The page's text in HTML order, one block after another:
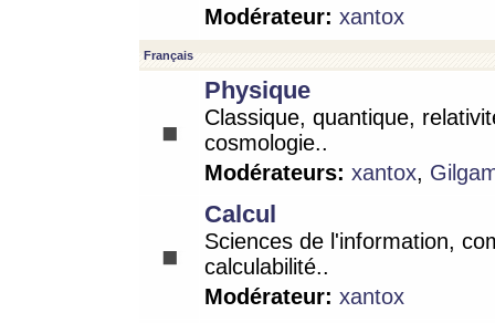
Modérateur: xantox
Français
Physique
Classique, quantique,
cosmologie..
Modérateurs: xantox,
Calcul
Sciences de l'information,
calculabilité..
Modérateur: xantox